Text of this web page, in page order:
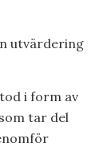
utvärdering
i form av
tar del